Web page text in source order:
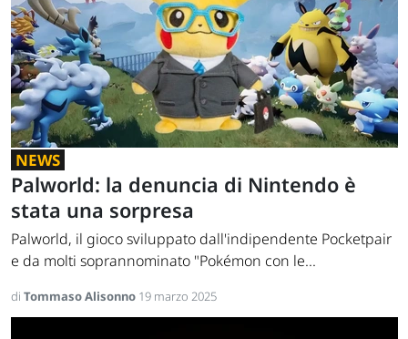
NEWS
Palworld: la denuncia di Nintendo è
stata una sorpresa
Palworld, il gioco sviluppato dall'indipendente Pocketpair
e da molti soprannominato "Pokémon con le...
di Tommaso Alisonno 19 marzo 2025